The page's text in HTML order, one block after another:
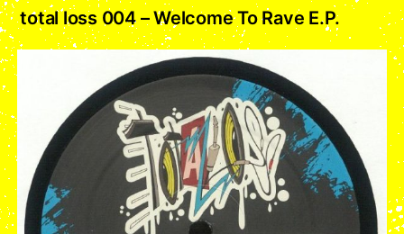
total loss 004 – Welcome To Rave E.P.